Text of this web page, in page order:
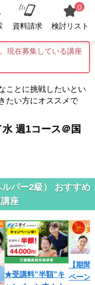
資料請求
0
検討リスト
現在募集している講座
ことに挑戦したいとい
たい方にオススメで
水 週1コース＠国
パー2級） おすすめ
座
★受講料”半額”キ
【期
ペーン